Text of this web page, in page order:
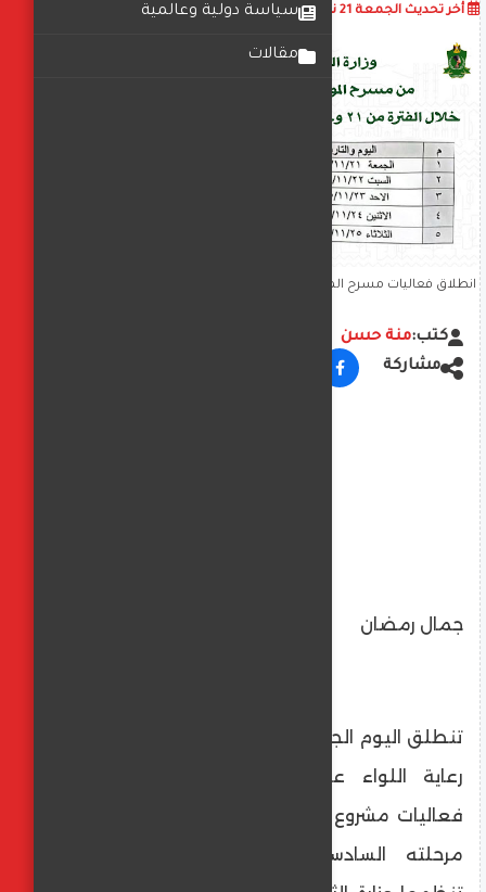
سياسة دولية وعالمية
مقالات
أخر تحديث الجمعة 21 نوفمبر 2025 11:31:24 ص
انطلاق فعاليات مسرح المواجهة والتجوال اليوم.. بعرض “الليلة الكبيرة”
كتب:منة حسن
مشاركة
جمال رمضان
رعاية اللواء عماد كدواني، محافظ المنيا،
فعاليات مشروع مسرح المواجهة والتجوال في
مرحلته السادسة بمحافظة المنيا، والتي